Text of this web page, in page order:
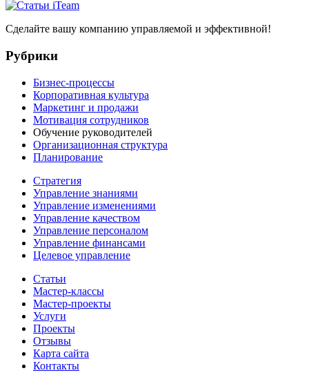
Сделайте вашу компанию управляемой и эффективной!
Рубрики
Бизнес-процессы
Корпоративная культура
Маркетинг и продажи
Мотивация сотрудников
Обучение руководителей
Организационная структура
Планирование
Стратегия
Управление знаниями
Управление изменениями
Управление качеством
Управление персоналом
Управление финансами
Целевое управление
Статьи
Мастер-классы
Мастер-проекты
Услуги
Проекты
Отзывы
Карта сайта
Контакты